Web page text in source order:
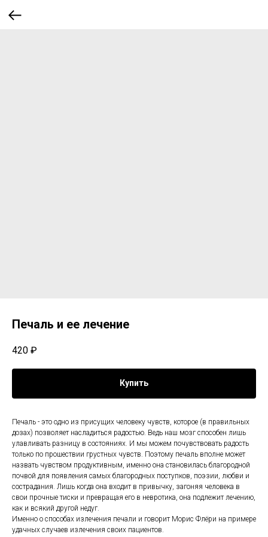
Печаль и ее лечение
420 ₽
Купить
Печаль - это одно из присущих человеку чувств, которое (в правильных
дозах) позволяет насладиться радостью. Ведь наш мозг способен лишь
улавливать разницу в состояниях. И мы можем почувствовать радость
только по прошествии грустных чувств. Поэтому печаль вполне может
назвать чувством продуктивным, именно она становилась благородной
почвой для появления самых благородных поступков, поэзии, любви и
сострадания. Лишь когда она входит в привычку, загоняя человека в
свои прочные тиски и превращая его в невротика, она подлежит лечению,
как и всякий другой недуг.
Именно о способах излечения печали и говорит Морис Флёри на примере
удачных случаев излечения своих пациентов.